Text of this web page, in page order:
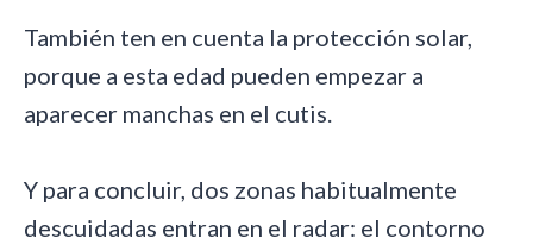
También ten en cuenta la protección solar,
porque a esta edad pueden empezar a
aparecer manchas en el cutis.
Y para concluir, dos zonas habitualmente
descuidadas entran en el radar: el contorno